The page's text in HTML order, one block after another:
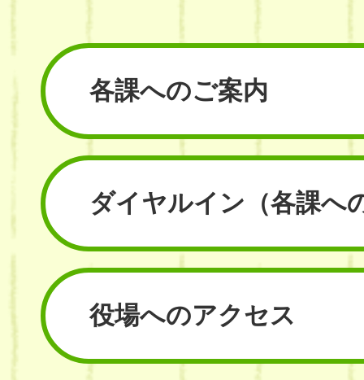
各課へのご案内
ダイヤルイン （各課へ
役場へのアクセス